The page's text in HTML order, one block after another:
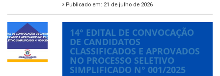
Publicado em: 21 de julho de 2026
14° EDITAL DE CONVOCAÇÃO
DE CANDIDATOS
CLASSIFICADOS E APROVADOS
NO PROCESSO SELETIVO
SIMPLIFICADO N° 001/2025